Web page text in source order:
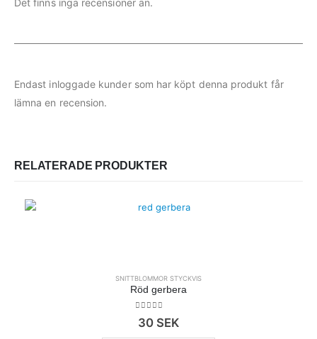
Endast inloggade kunder som har köpt denna produkt får
lämna en recension.
RELATERADE PRODUKTER
SNITTBLOMMOR STYCKVIS
Röd gerbera
0out of 5
30 SEK